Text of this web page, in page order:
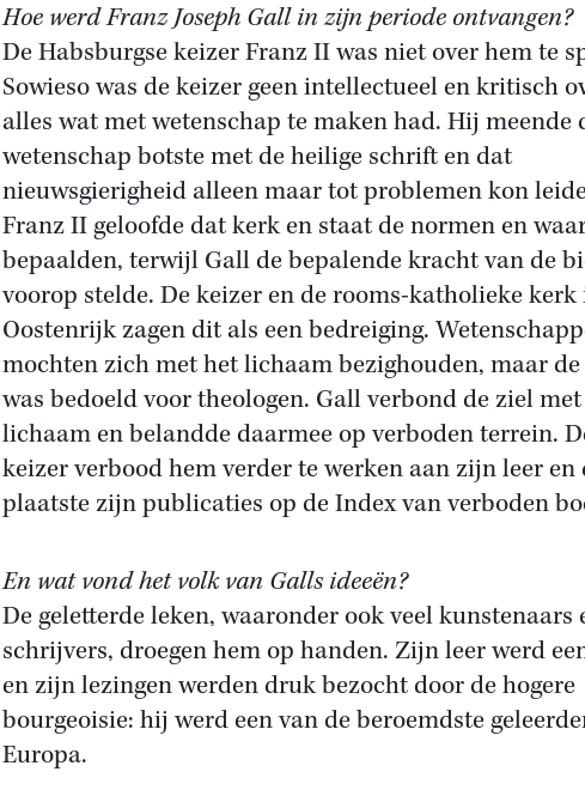
Hoe werd Franz Joseph Gall in zijn periode ontvangen?
De Habsburgse keizer Franz II was niet over hem te
Sowieso was de keizer geen intellectueel en kritisch
alles wat met wetenschap te maken had. Hij meende
wetenschap botste met de heilige schrift en dat
nieuwsgierigheid alleen maar tot problemen kon
Franz II geloofde dat kerk en staat de normen en
bepaalden, terwijl Gall de bepalende kracht van de
voorop stelde. De keizer en de rooms-katholieke kerk
Oostenrijk zagen dit als een bedreiging.
mochten zich met het lichaam bezighouden, maar
was bedoeld voor theologen. Gall verbond de ziel
lichaam en belandde daarmee op verboden terrein.
keizer verbood hem verder te werken aan zijn leer en
plaatste zijn publicaties op de Index van verboden
En wat vond het volk van Galls ideeën?
De geletterde leken, waaronder ook veel kunstenaars
schrijvers, droegen hem op handen. Zijn leer werd
en zijn lezingen werden druk bezocht door de hogere
bourgeoisie: hij werd een van de beroemdste
Europa.